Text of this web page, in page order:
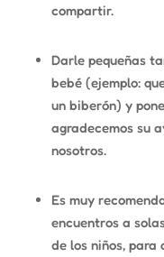
compartir.
Darle pequeñas
bebé (ejemplo:
un biberón) y
agradecemos su
nosotros.
Es muy
encuentros a
de los niños,